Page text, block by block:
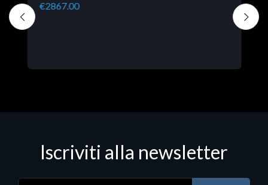
€2867.00
Iscriviti alla newsletter